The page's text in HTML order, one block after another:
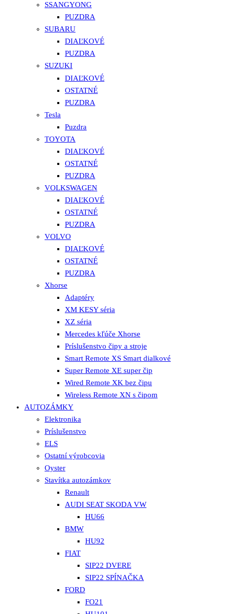
SSANGYONG
PUZDRA
SUBARU
DIAĽKOVÉ
PUZDRA
SUZUKI
DIAĽKOVÉ
OSTATNÉ
PUZDRA
Tesla
Puzdra
TOYOTA
DIAĽKOVÉ
OSTATNÉ
PUZDRA
VOLKSWAGEN
DIAĽKOVÉ
OSTATNÉ
PUZDRA
VOLVO
DIAĽKOVÉ
OSTATNÉ
PUZDRA
Xhorse
Adaptéry
XM KESY séria
XZ séria
Mercedes kľúče Xhorse
Príslušenstvo čipy a stroje
Smart Remote XS Smart dialkové
Super Remote XE super čip
Wired Remote XK bez čipu
Wireless Remote XN s čipom
AUTOZÁMKY
Elektronika
Príslušenstvo
ELS
Ostatní výrobcovia
Oyster
Stavítka autozámkov
Renault
AUDI SEAT SKODA VW
HU66
BMW
HU92
FIAT
SIP22 DVERE
SIP22 SPÍNAČKA
FORD
FO21